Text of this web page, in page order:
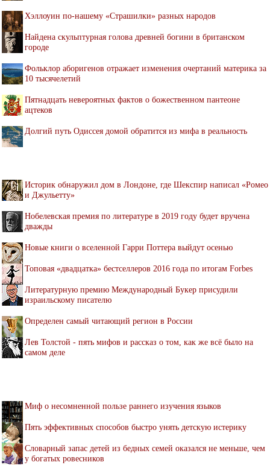
Хэллоуин по-нашему «Страшилки» разных народов
Найдена скульптурная голова древней богини в британском
городе
Фольклор аборигенов отражает изменения очертаний материка за
10 тысячелетий
Пятнадцать невероятных фактов о божественном пантеоне
ацтеков
Долгий путь Одиссея домой обратится из мифа в реальность
Историк обнаружил дом в Лондоне, где Шекспир написал «Ромео
и Джульетту»
Нобелевская премия по литературе в 2019 году будет вручена
дважды
Новые книги о вселенной Гарри Поттера выйдут осенью
Топовая «двадцатка» бестселлеров 2016 года по итогам Forbes
Литературную премию Международный Букер присудили
израильскому писателю
Определен самый читающий регион в России
Лев Толстой - пять мифов и рассказ о том, как же всё было на
самом деле
Миф о несомненной пользе раннего изучения языков
Пять эффективных способов быстро унять детскую истерику
Словарный запас детей из бедных семей оказался не меньше, чем
у богатых ровесников